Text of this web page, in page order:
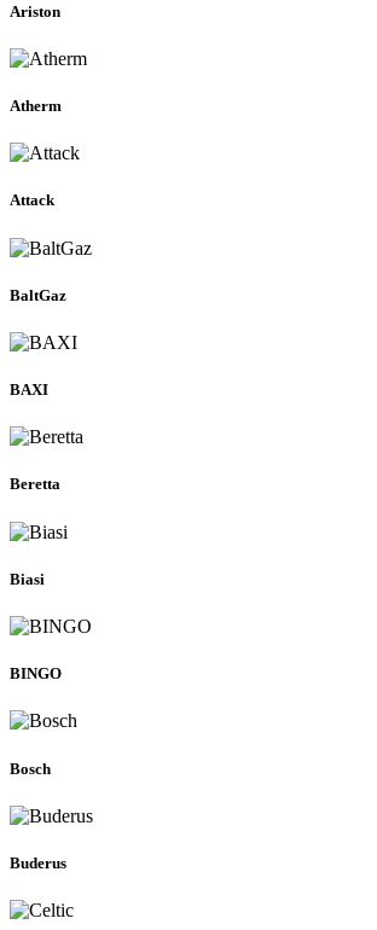
Ariston
Atherm
Attack
BaltGaz
BAXI
Beretta
Biasi
BINGO
Bosch
Buderus